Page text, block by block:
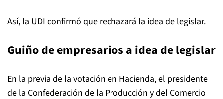
Así, la UDI confirmó que rechazará la idea de legislar.
Guiño de empresarios a idea de legislar
En la previa de la votación en Hacienda, el presidente
de la Confederación de la Producción y del Comercio